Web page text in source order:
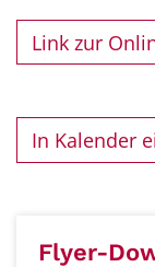
Link zur
In Kalender
Flyer-